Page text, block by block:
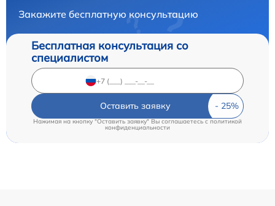
Закажите бесплатную консультацию
Бесплатная консультация со
специалистом
Оставить заявку
Нажимая на кнопку "Оставить заявку" Вы соглашаетесь c политикой
конфиденциальности